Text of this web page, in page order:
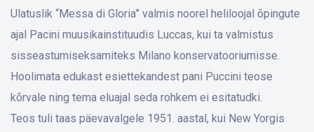
Ulatuslik “Messa di Gloria” valmis noorel heliloojal õpingute
ajal Pacini muusikainstituudis Luccas, kui ta valmistus
sisseastumiseksamiteks Milano konservatooriumisse.
Hoolimata edukast esiettekandest pani Puccini teose
kõrvale ning tema eluajal seda rohkem ei esitatudki.
Teos tuli taas päevavalgele 1951. aastal, kui New Yorgis